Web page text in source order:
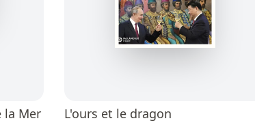
la Mer
L'ours et le dragon